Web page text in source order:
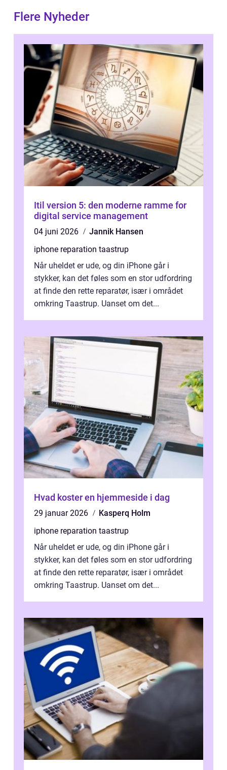
Flere Nyheder
Itil version 5: den moderne ramme for
digital service management
04 juni 2026
Jannik Hansen
iphone reparation taastrup
Når uheldet er ude, og din iPhone går i
stykker, kan det føles som en stor udfordring
at finde den rette reparatør, især i området
omkring Taastrup. Uanset om det...
Hvad koster en hjemmeside i dag
29 januar 2026
Kasperq Holm
iphone reparation taastrup
Når uheldet er ude, og din iPhone går i
stykker, kan det føles som en stor udfordring
at finde den rette reparatør, især i området
omkring Taastrup. Uanset om det...